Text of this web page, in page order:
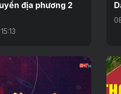
địa phương 2